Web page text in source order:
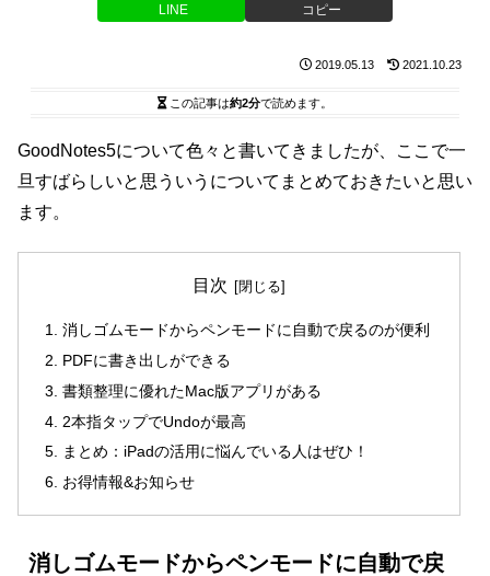
LINE コピー
2019.05.13 2021.10.23
この記事は約2分で読めます。
GoodNotes5について色々と書いてきましたが、ここで一
旦すばらしいと思ういうについてまとめておきたいと思い
ます。
目次
消しゴムモードからペンモードに自動で戻るのが便利
PDFに書き出しができる
書類整理に優れたMac版アプリがある
2本指タップでUndoが最高
まとめ：iPadの活用に悩んでいる人はぜひ！
お得情報&お知らせ
消しゴムモードからペンモードに自動で戻